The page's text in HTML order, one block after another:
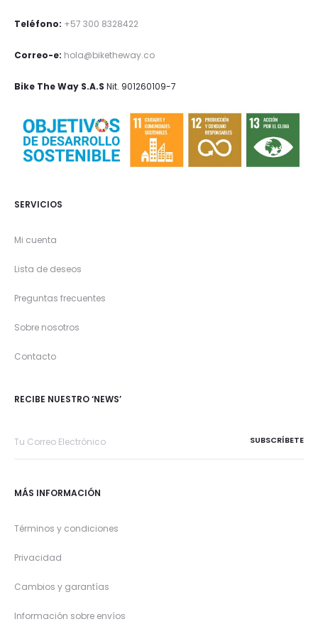
Teléfono: +57 300 8328422
Correo-e: hola@biketheway.co
Bike The Way S.A.S Nit. 901260109-7
SERVICIOS
Mi cuenta
Lista de deseos
Preguntas frecuentes
Sobre nosotros
Contacto
RECIBE NUESTRO ‘NEWS’
MÁS INFORMACIÓN
Términos y condiciones
Privacidad
Cambios y garantías
Información sobre envíos